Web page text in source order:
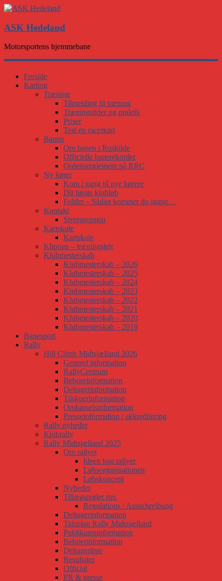
ASK Hedeland
Motorsportens hjemmebane
Forside
Karting
Træning
Tilmelding til træning
Træningstider og praktik
Priser
Test en racerkart
Banen
Om banen i Roskilde
Officielle banerekorder
Ordensreglement på RRC
Ny kører
Kom i gang til nye kørere
Dit første klubløb
Folder – Sådan kommer du igang…
Kontakt
Styregruppen
Kartskole
Kartskole
Klippan – træningslejr
Klubmesterskab
Klubmesterskab – 2026
Klubmesterskab – 2025
Klubmesterskab – 2024
Klubmesterskab – 2023
Klubmesterskab – 2022
Klubmesterskab – 2021
Klubmesterskab – 2020
Klubmesterskab – 2019
Banesport
Rally
Hill Climb Midtsjælland 2026
Generel information
RallyCentrum
Beboerinformation
Deltagerinformation
Tilskuerinformation
Omkørselsinformation
Presseinformation / akkreditering
Rally nyheder
Klubrally
Rally Midtsjælland 2025
Om rallyet
Ideen bag rallyet
Løbsorganisationen
Løbskoncept
Nyheder
Tillægsregler mv.
Regulations / Ausschreibung
Deltagerinformation
Tidsplan Rally Midtsjælland
Publikumsinformation
Beboerinformation
Deltagerliste
Resultater
Official
PR & presse